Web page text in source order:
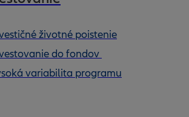
životné poistenie
do fondov
variabilita programu